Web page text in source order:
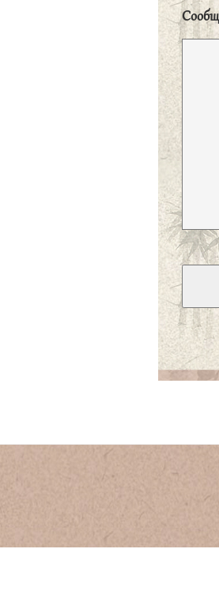
学
о нем
он
子
先
之。
子
不
忠